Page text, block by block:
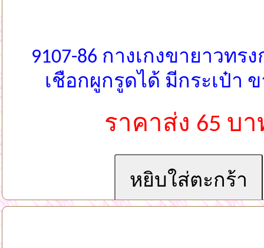
9107-86 กางเกงขายาวทร
เชือกผูกรูดได้ มีกระเป๋า
ราคาส่ง 65 บา